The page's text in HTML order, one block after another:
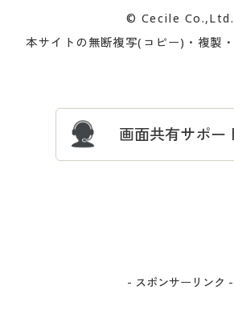
プレゼント＆キャンペーン サイト
ついて
忘れの
© Cecile Co.,Ltd.
本サイトの無断複写(コピー)・複製・
画面共有サポー
- スポンサーリンク -